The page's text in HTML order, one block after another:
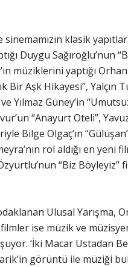
klasik
Duygu Sağıroğlu’nun
müziklerini yaptığı
Bir Aşk Hikayesi”, Yalçın
Yılmaz Güney’in
“Anayurt Oteli”,
Bilge Olgaç’ın
rol aldığı en yeni
“Biz Böyleyiz”
Ulusal Yarışma,
filmler ise müzik ve
‘İki Macar Ustadan Beş
görüntü ile müziği